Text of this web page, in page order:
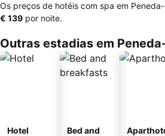
Os preços de hotéis com spa em
‎€ 139 por noite.
Outras estadias em
Hotel
Bed and